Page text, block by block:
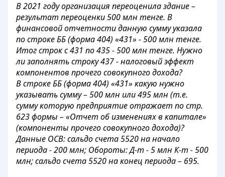
В 2021 году организация переоценила здание –
результат переоценки 500 млн тенге. В
финансовой отчетности данную сумму указала
по строке ББ (форма 404) «431» - 500 млн тенге.
Итог строк с 431 по 435 - 500 млн тенге. Нужно
ли заполнять строку 437 - налоговый эффект
компонентов прочего совокупного дохода?
В строке ББ (форма 404) «431» какую нужно
указывать сумму – 500 млн или 495 млн (т.е.
сумму которую предприятие отражает по стр.
623 формы – «Отчет об изменениях в капитале»
(компоненты прочего совокупного дохода)?
Данные ОСВ: сальдо счета 5520 на начало
периода - 200 млн; Обороты: Д-т - 5 млн К-т - 500
млн; сальдо счета 5520 на конец периода – 695.